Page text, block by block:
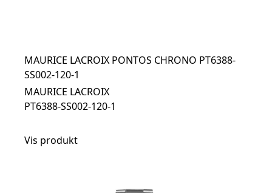
MAURICE LACROIX PONTOS CHRONO PT6388-
SS002-120-1
MAURICE LACROIX
PT6388-SS002-120-1
Vis produkt